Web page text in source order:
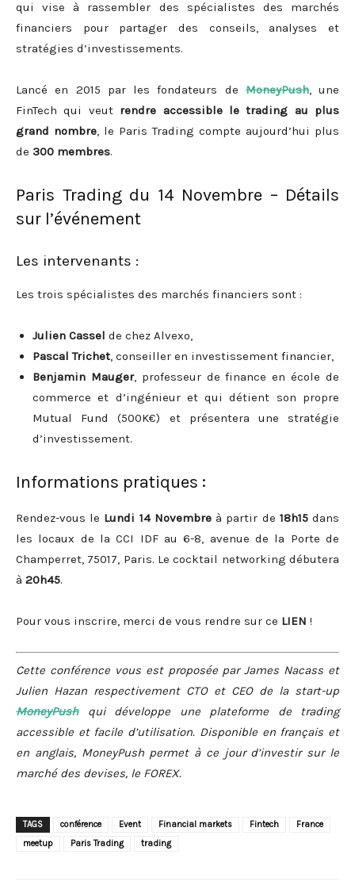
qui vise à rassembler des spécialistes des marchés
financiers pour partager des conseils, analyses et
stratégies d’investissements.
Lancé en 2015 par les fondateurs deMoneyPush, une
FinTech qui veut rendre accessible le trading au plus
grand nombre, le Paris Trading compte aujourd’hui plus
de 300 membres.
Paris Trading du 14 Novembre – Détails
sur l’événement
Les intervenants :
Les trois spécialistes des marchés financiers sont :
Julien Cassel de chez Alvexo,
Pascal Trichet, conseiller en investissement financier,
Benjamin Mauger, professeur de finance en école de
commerce et d’ingénieur et qui détient son propre
Mutual Fund (500K€) et présentera une stratégie
d’investissement.
Informations pratiques :
Rendez-vous le Lundi 14 Novembreà partir de 18h15dans
les locaux de la CCI IDF au 6-8, avenue de la Porte de
Champerret, 75017, Paris. Le cocktail networking débutera
à 20h45.
Pour vous inscrire, merci de vous rendre sur ce LIEN !
Cette conférence vous est proposée par James Nacass et
Julien Hazan respectivement CTO et CEO de la start-up
MoneyPushqui développe une plateforme de trading
accessible et facile d’utilisation. Disponible en français et
en anglais, MoneyPush permet à ce jour d’investir sur le
marché des devises, le FOREX.
TAGS conférence Event Financial markets Fintech
France
meetup
Paris Trading trading